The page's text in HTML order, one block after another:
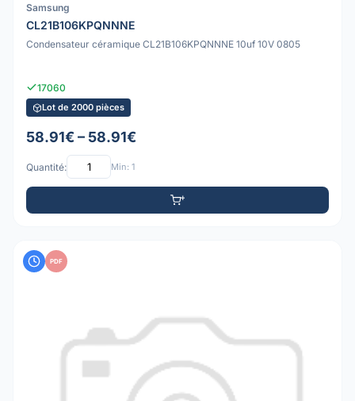
Samsung
CL21B106KPQNNNE
Condensateur céramique CL21B106KPQNNNE 10uf 10V 0805
17060
Lot de 2000 pièces
58.91€ – 58.91€
Quantité: Min: 1
PDF